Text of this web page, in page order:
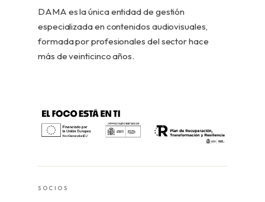
DAMA es la única entidad de gestión
especializada en contenidos audiovisuales,
formada por profesionales del sector hace
más de veinticinco años.
SOCIOS